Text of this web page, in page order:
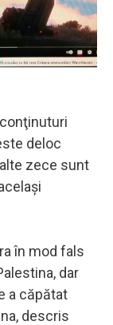
deloc
zece sunt
în mod fals
dar
a căpătat
descris